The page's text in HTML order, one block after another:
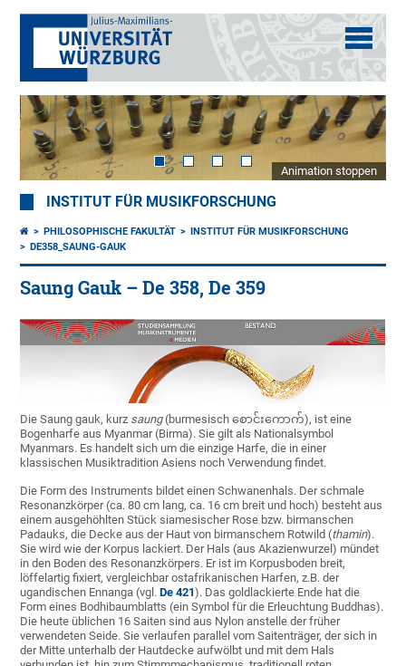
Animation stoppen
INSTITUT FÜR MUSIKFORSCHUNG
PHILOSOPHISCHE FAKULTÄT
INSTITUT FÜR MUSIKFORSCHUNG
DE358_SAUNG-GAUK
Saung Gauk – De 358, De 359
Die Saung gauk, kurz saung(burmesisch စောင်းကောက်), ist eine
Bogenharfe aus Myanmar (Birma). Sie gilt als Nationalsymbol
Myanmars. Es handelt sich um die einzige Harfe, die in einer
klassischen Musiktradition Asiens noch Verwendung findet.
Die Form des Instruments bildet einen Schwanenhals. Der schmale
Resonanzkörper (ca. 80 cm lang, ca. 16 cm breit und hoch) besteht aus
einem ausgehöhlten Stück siamesischer Rose bzw. birmanschen
Padauks, die Decke aus der Haut von birmanschem Rotwild (thamin).
Sie wird wie der Korpus lackiert. Der Hals (aus Akazienwurzel) mündet
in den Boden des Resonanzkörpers. Er ist im Korpusboden breit,
löffelartig fixiert, vergleichbar ostafrikanischen Harfen, z.B. der
ugandischen Ennanga (vgl.De 421). Das goldlackierte Ende hat die
Form eines Bodhibaumblatts (ein Symbol für die Erleuchtung Buddhas).
Die heute üblichen 16 Saiten sind aus Nylon anstelle der früher
verwendeten Seide. Sie verlaufen parallel vom Saitenträger, der sich in
der Mitte unterhalb der Hautdecke aufwölbt und mit dem Hals